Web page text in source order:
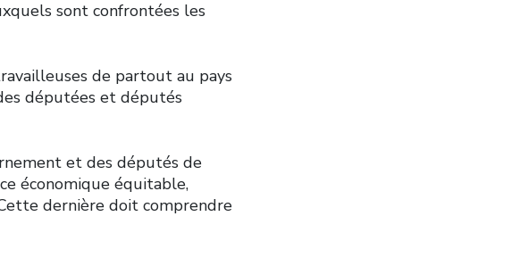
sont confrontées les
de partout au pays
députées et députés
et des députés de
économique équitable,
dernière doit comprendre